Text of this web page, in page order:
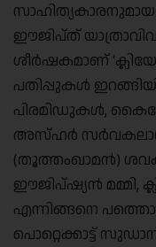
സാഹിത്യകാരനുമായ
ഈജിപ്ത്
ശീർഷകമാണ്
പതിപ്പുകൾ
പിരമിഡുകൾ,
അസ്ഹർ
(തൂത്തംഖാമൻ)
ഈജിപ്ഷ്യൻ മമ്മി,
എന്നിങ്ങനെ
പൊറ്റെക്കാട്ട്